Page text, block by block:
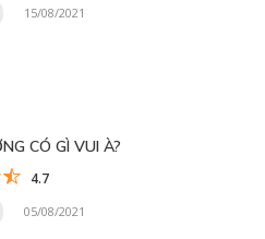
15/08/2021
CÓ GÌ VUI À?
4.7
05/08/2021